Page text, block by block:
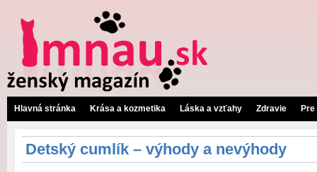
Hlavná stránka Krása a kozmetika Láska a vzťahy Zdravie
Detský cumlík – výhody a nevýhody